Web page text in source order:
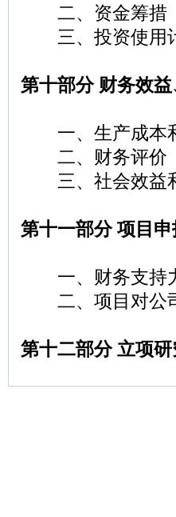
二、资金筹措
三、投资使用
第十部分 财务效
一、生产成本
二、财务评价
三、社会效益
第十一部分 项目
一、财务支持
二、项目对公
第十二部分 立项